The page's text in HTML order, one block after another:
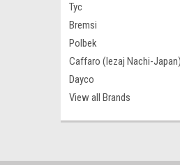
Tyc
Bremsi
Polbek
Caffaro (lezaj Nachi-Japan)
Dayco
View all Brands